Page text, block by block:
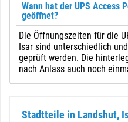
Wann hat der UPS Access
geöffnet?
Die Öffnungszeiten für die
Isar sind unterschiedlich
geprüft werden. Die
nach Anlass auch noch
Stadtteile in Landshut,